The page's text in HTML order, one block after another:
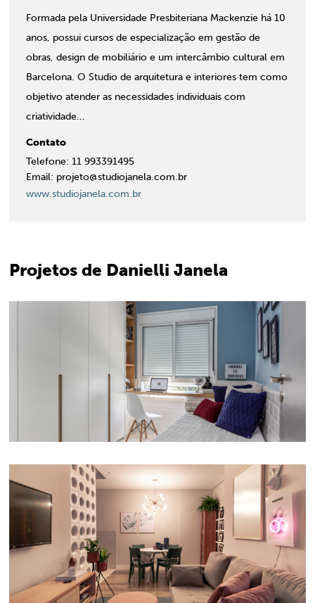
Formada pela Universidade Presbiteriana Mackenzie há 10
anos, possui cursos de especialização em gestão de
obras, design de mobiliário e um intercâmbio cultural em
Barcelona. O Studio de arquitetura e interiores tem como
objetivo atender as necessidades individuais com
criatividade...
Contato
Telefone: 11 993391495
Email: projeto@studiojanela.com.br
www.studiojanela.com.br
Projetos de Danielli Janela